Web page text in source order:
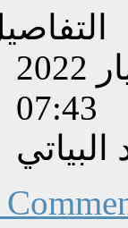
تم إنشاءه بتاريخ الإثنين, 16 أيار 2022
07:43